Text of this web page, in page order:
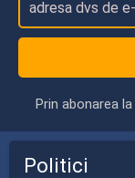
Prin abonarea
Politici